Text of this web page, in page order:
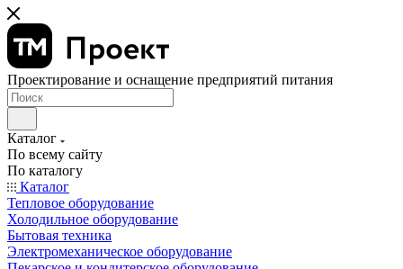
Проектирование и оснащение предприятий питания
Каталог
По всему сайту
По каталогу
Каталог
Тепловое оборудование
Холодильное оборудование
Бытовая техника
Электромеханическое оборудование